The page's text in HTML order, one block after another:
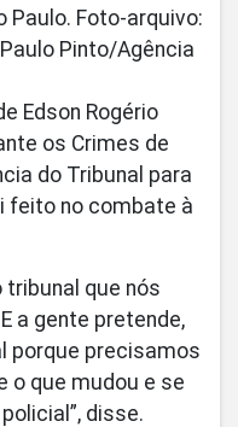
Paulo. Foto-arquivo:
Pinto/Agência
Edson Rogério
os Crimes de
do Tribunal para
feito no combate à
tribunal que nós
a gente pretende,
porque precisamos
o que mudou e se
disse.